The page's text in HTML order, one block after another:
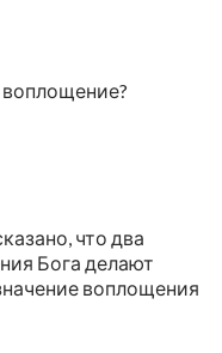
воплощение?
что два
Бога делают
воплощения